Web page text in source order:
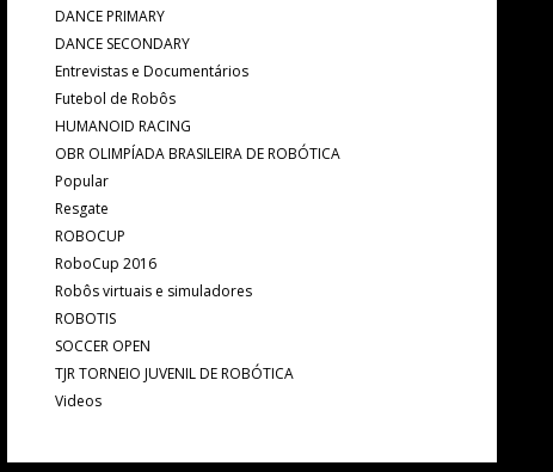
DANCE PRIMARY
DANCE SECONDARY
Entrevistas e Documentários
Futebol de Robôs
HUMANOID RACING
OBR OLIMPÍADA BRASILEIRA DE ROBÓTICA
Popular
Resgate
ROBOCUP
RoboCup 2016
Robôs virtuais e simuladores
ROBOTIS
SOCCER OPEN
TJR TORNEIO JUVENIL DE ROBÓTICA
Videos